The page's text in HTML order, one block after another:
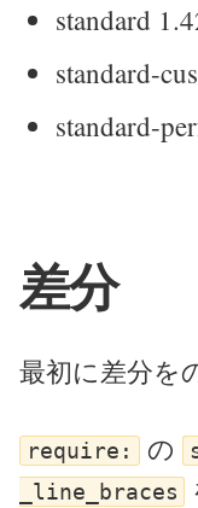
standard
standard-
standard-
差分
最初に差分を
require: の
_line_braces